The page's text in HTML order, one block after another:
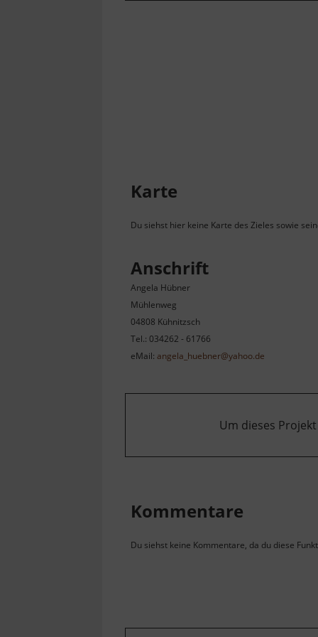
Karte
Du siehst hier keine Karte des Zieles sowie
Anschrift
Angela Hübner
Mühlenweg
04808 Kühnitzsch
Tel.: 034262 - 61766
eMail: angela_huebner@yahoo.de
Um dieses
Kommentare
Du siehst keine Kommentare, da du diese